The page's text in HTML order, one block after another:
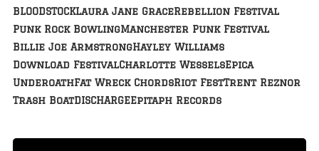
BLOODSTOCKLaura Jane GraceRebellion Festival
Punk Rock BowlingManchester Punk Festival
Billie Joe ArmstrongHayley Williams
Download FestivalCharlotte WesselsEpica
UnderoathFat Wreck ChordsRiot FestTrent Reznor
Trash BoatDISCHARGEEpitaph Records